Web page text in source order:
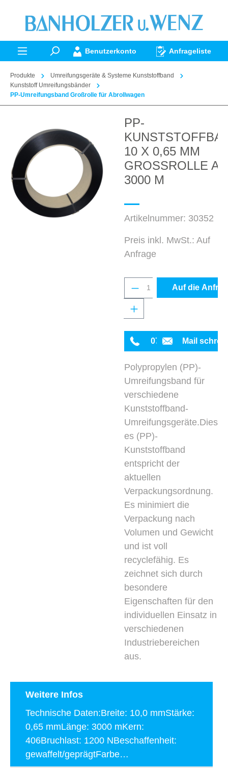
springen
Benutzerkonto Anfrageliste
Produkte
Umreifungsgeräte & Systeme Kunststoffband
Kunststoff Umreifungsbänder
PP-Umreifungsband Großrolle für Abrollwagen
PP-
10 X 0,65 MM
GROSSROLLE A
3000 M
Artikelnummer: 30352
Preis inkl. MwSt.: Auf
Anfrage
Produkt Anzahl:
Auf die
0711 342934-0
Mail
Polypropylen (PP)-
Umreifungsband für
verschiedene
Kunststoffband-
Umreifungsgeräte.Dies
es (PP)-
Kunststoffband
entspricht der
aktuellen
Verpackungsordnung.
Es minimiert die
Verpackung nach
Volumen und Gewicht
und ist voll
recyclefähig. Es
zeichnet sich durch
besondere
Eigenschaften für den
individuellen Einsatz in
verschiedenen
Industriebereichen
aus.
Weitere Infos
Technische Daten:Breite: 10,0 mmStärke:
0,65 mmLänge: 3000 mKern:
406Bruchlast: 1200 NBeschaffenheit:
gewaffelt/geprägtFarbe…